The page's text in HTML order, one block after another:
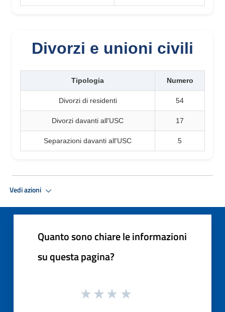
Divorzi e unioni civili
Tipologia Numero
Divorzi di residenti 54
Divorzi davanti all'USC 17
Separazioni davanti all'USC 5
Vedi azioni
Quanto sono chiare le informazioni
su questa pagina?